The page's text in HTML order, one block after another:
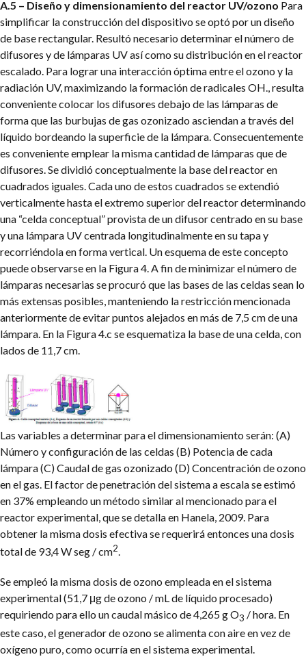
A.5 – Diseño y dimensionamiento del reactor UV/ozono Para
simplificar la construcción del dispositivo se optó por un diseño
de base rectangular. Resultó necesario determinar el número de
difusores y de lámparas UV así como su distribución en el reactor
escalado. Para lograr una interacción óptima entre el ozono y la
radiación UV, maximizando la formación de radicales OH., resulta
conveniente colocar los difusores debajo de las lámparas de
forma que las burbujas de gas ozonizado asciendan a través del
líquido bordeando la superficie de la lámpara. Consecuentemente
es conveniente emplear la misma cantidad de lámparas que de
difusores. Se dividió conceptualmente la base del reactor en
cuadrados iguales. Cada uno de estos cuadrados se extendió
verticalmente hasta el extremo superior del reactor determinando
una “celda conceptual” provista de un difusor centrado en su base
y una lámpara UV centrada longitudinalmente en su tapa y
recorriéndola en forma vertical. Un esquema de este concepto
puede observarse en la Figura 4. A fin de minimizar el número de
lámparas necesarias se procuró que las bases de las celdas sean lo
más extensas posibles, manteniendo la restricción mencionada
anteriormente de evitar puntos alejados en más de 7,5 cm de una
lámpara. En la Figura 4.c se esquematiza la base de una celda, con
lados de 11,7 cm.
Las variables a determinar para el dimensionamiento serán: (A)
Número y configuración de las celdas (B) Potencia de cada
lámpara (C) Caudal de gas ozonizado (D) Concentración de ozono
en el gas. El factor de penetración del sistema a escala se estimó
en 37% empleando un método similar al mencionado para el
reactor experimental, que se detalla en Hanela, 2009. Para
obtener la misma dosis efectiva se requerirá entonces una dosis
total de 93,4 W seg / cm2.
Se empleó la misma dosis de ozono empleada en el sistema
experimental (51,7 μg de ozono / mL de líquido procesado)
requiriendo para ello un caudal másico de 4,265 g O3 / hora. En
este caso, el generador de ozono se alimenta con aire en vez de
oxígeno puro, como ocurría en el sistema experimental.